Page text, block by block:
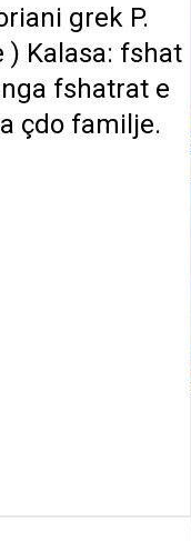
grek P.
) Kalasa: fshat
fshatrat e
çdo familje.